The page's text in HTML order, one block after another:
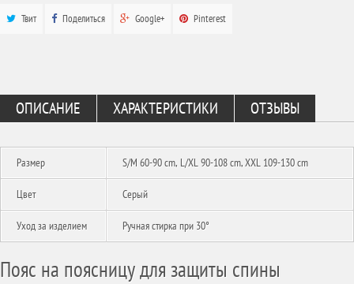
Твит Поделиться Google+ Pinterest
ОПИСАНИЕ ХАРАКТЕРИСТИКИ ОТЗЫВЫ
Размер S/M 60-90 cm, L/XL 90-108 cm, XXL 109-130 cm
Цвет Серый
Уход за изделием Ручная стирка при 30°
Пояс на поясницу для защиты спины